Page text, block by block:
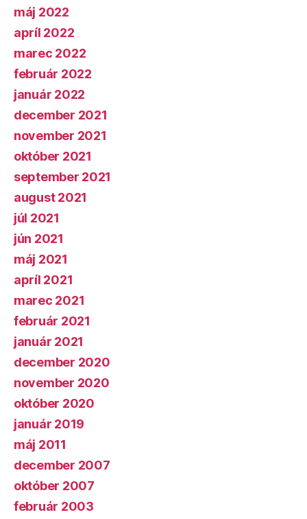
máj 2022
apríl 2022
marec 2022
február 2022
január 2022
december 2021
november 2021
október 2021
september 2021
august 2021
júl 2021
jún 2021
máj 2021
apríl 2021
marec 2021
február 2021
január 2021
december 2020
november 2020
október 2020
január 2019
máj 2011
december 2007
október 2007
február 2003